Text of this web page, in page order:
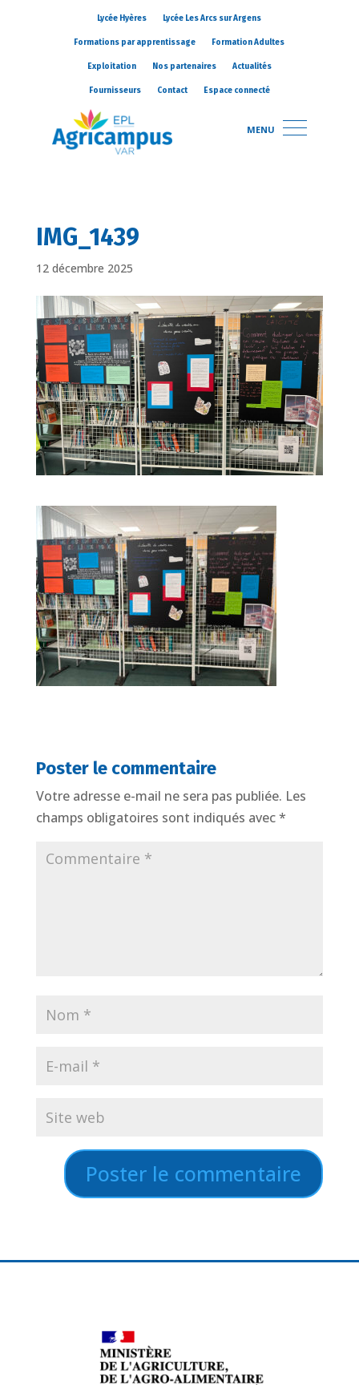
Lycée Hyères Lycée Les Arcs sur Argens
Formations par apprentissage Formation Adultes
Exploitation Nos partenaires Actualités
Fournisseurs Contact Espace connecté
MENU
IMG_1439
12 décembre 2025
Poster le commentaire
Votre adresse e-mail ne sera pas publiée. Les
champs obligatoires sont indiqués avec*